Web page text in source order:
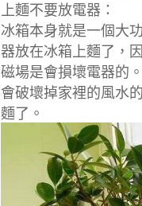
上麵不要放電器：
冰箱本身就是一個大
器放在冰箱上麵了，
磁場是會損壞電器的
會破壞掉家裡的風水
麵了。